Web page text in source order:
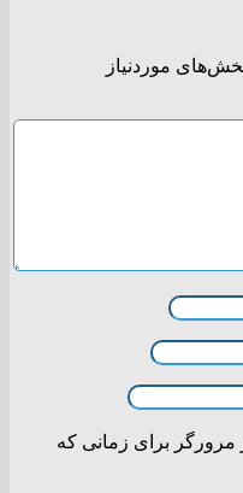
موردنیاز
مرورگر برای زمانی که